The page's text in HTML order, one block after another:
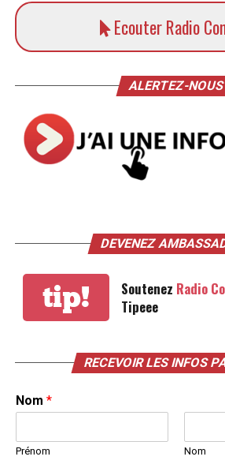
Ecouter Radio
ALERTEZ-NOUS
DEVENEZ
tip! Soutenez Radio
Tipeee
RECEVOIR LES INFOS
Nom *
Prénom Nom